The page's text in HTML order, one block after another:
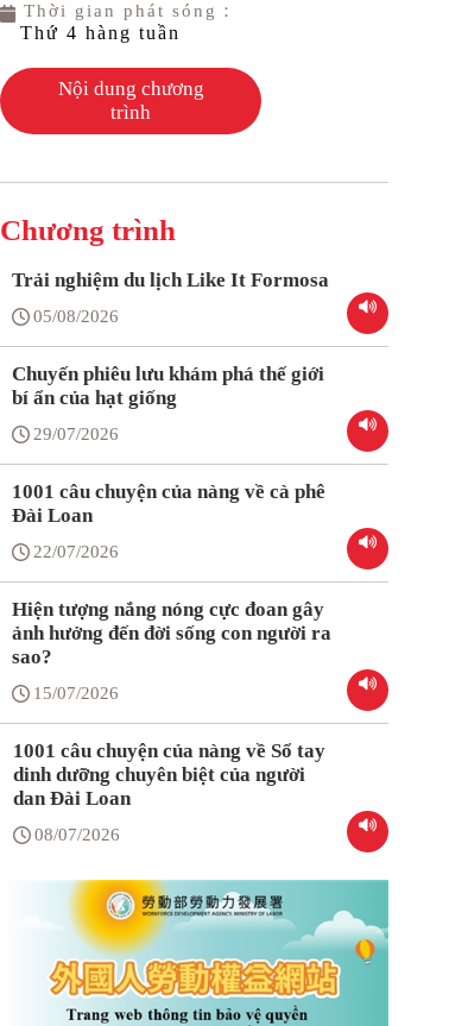
Thời gian phát sóng：
Thứ 4 hàng tuần
Nội dung chương
trình
Chương trình
Trải nghiệm du lịch Like It Formosa
05/08/2026
Chuyến phiêu lưu khám phá thế giới
bí ẩn của hạt giống
29/07/2026
1001 câu chuyện của nàng về cà phê
Đài Loan
22/07/2026
Hiện tượng nắng nóng cực đoan gây
ảnh hưởng đến đời sống con người ra
sao?
15/07/2026
1001 câu chuyện của nàng về Sổ tay
dinh dưỡng chuyên biệt của người
dan Đài Loan
08/07/2026